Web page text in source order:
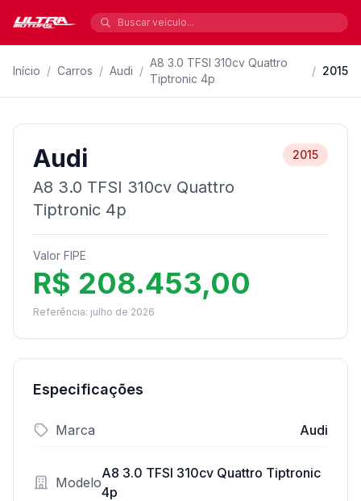
Início / Carros / Audi /
A8 3.0 TFSI 310cv Quattro
Tiptronic 4p
/ 2015
Audi
A8 3.0 TFSI 310cv Quattro
Tiptronic 4p
2015
Valor FIPE
R$ 208.453,00
Referência: julho de 2026
Especificações
Marca Audi
Modelo
A8 3.0 TFSI 310cv Quattro Tiptronic
4p